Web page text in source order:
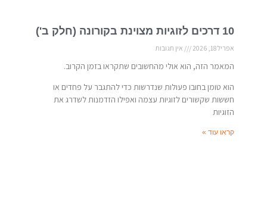
10 דרכים לזוגיות מצוינת בקורונה (חלק ב')
אפריל 18, 2026 אין תגובות
המאמר הזה, הוא אולי מהחשובים שתקראו בזמן הקרוב.
הוא טומן בחובו פעולות שנדרשות כדי להתגבר על פחדים או
חששות שקשורים לזוגיות עצמה ואפילו הזדמנות לשדרג את
הזוגיות
קראו עוד »